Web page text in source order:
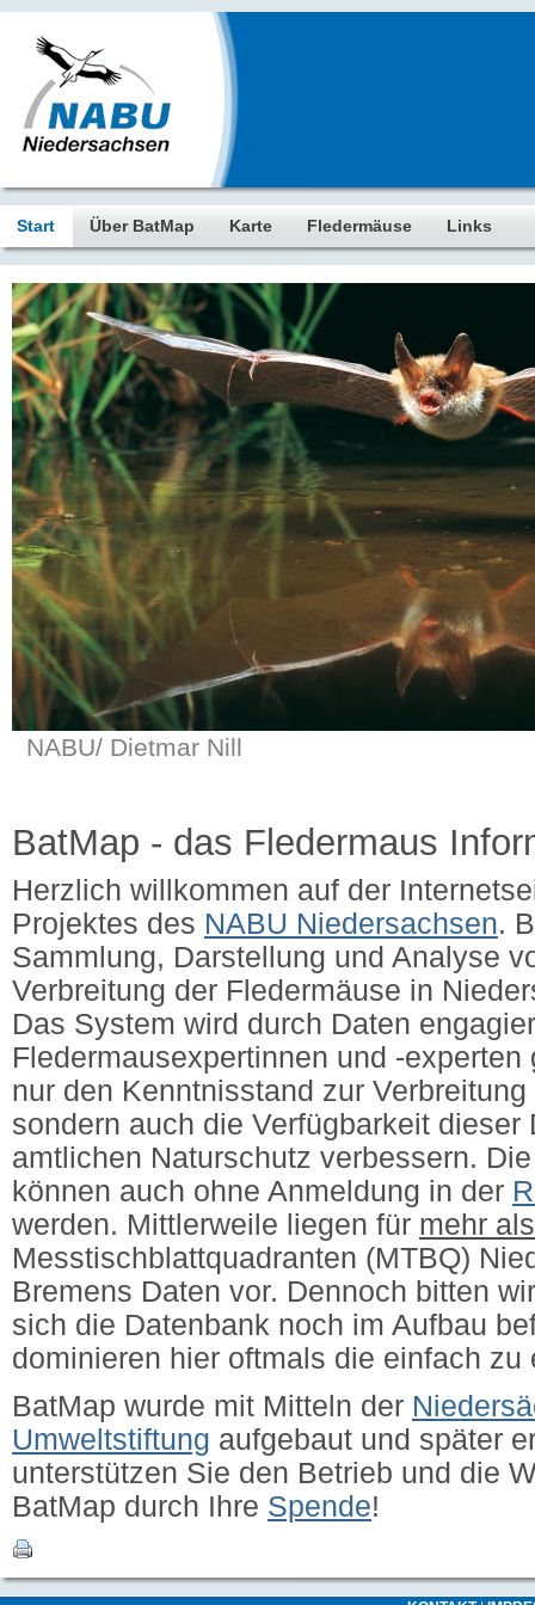
Start Über BatMap Karte Fledermäuse Links
NABU/ Dietmar Nill
BatMap - das Fledermaus
Herzlich willkommen auf der
Projektes des NABU Niedersachsen.
Sammlung, Darstellung und Analyse
Verbreitung der Fledermäuse in
Das System wird durch Daten
Fledermausexpertinnen und -
nur den Kenntnisstand zur
sondern auch die Verfügbarkeit dieser
amtlichen Naturschutz verbessern.
können auch ohne Anmeldung in der
werden. Mittlerweile liegen für mehr
Messtischblattquadranten (MTBQ)
Bremens Daten vor. Dennoch bitten
sich die Datenbank noch im Aufbau
dominieren hier oftmals die einfach zu
BatMap wurde mit Mitteln der
Umweltstiftung aufgebaut und später
unterstützen Sie den Betrieb und die
BatMap durch Ihre Spende!